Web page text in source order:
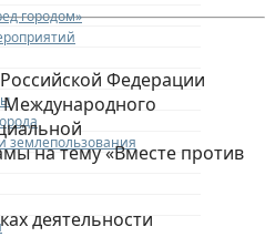
городом»
землепользования
Федерации
Международного
на тему «Вместе против
деятельности